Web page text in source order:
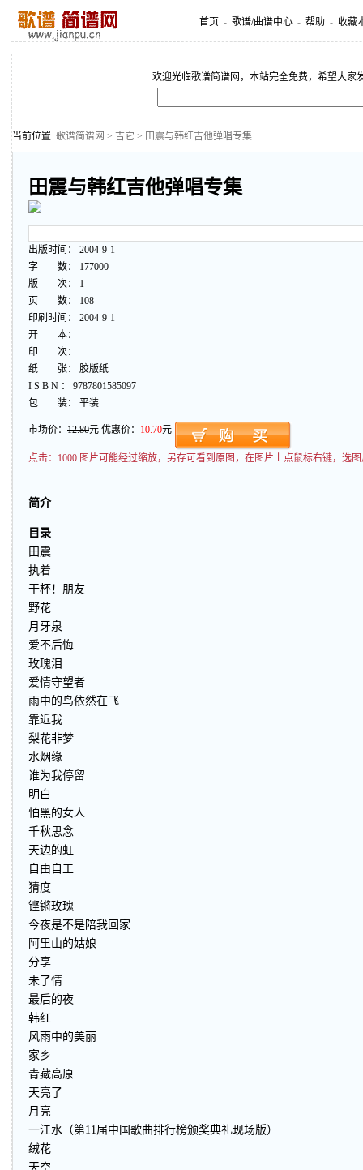
首页 - 歌谱/曲谱中心 - 帮助 - 收藏
欢迎光临歌谱简谱网，本站完全免费，希望大家
当前位置: 歌谱简谱网 > 吉它 > 田震与韩红吉他弹唱专集
田震与韩红吉他弹唱专集
出版时间： 2004-9-1
字 数： 177000
版 次： 1
页 数： 108
印刷时间： 2004-9-1
开 本：
印 次：
纸 张： 胶版纸
I S B N ： 9787801585097
包 装： 平装
市场价： 12.80元 优惠价： 10.70元
点击： 1000 图片可能经过缩放，另存可看到原图，在图片上点鼠标右键，选
简介
目录
田震
执着
干杯！朋友
野花
月牙泉
爱不后悔
玫瑰泪
爱情守望者
雨中的鸟依然在飞
靠近我
梨花非梦
水烟缘
谁为我停留
明白
怕黑的女人
千秋思念
天边的虹
自由自工
猜度
铿锵玫瑰
今夜是不是陪我回家
阿里山的姑娘
分享
未了情
最后的夜
韩红
风雨中的美丽
家乡
青藏高原
天亮了
月亮
一江水（第11届中国歌曲排行榜颁奖典礼现场版）
绒花
天空